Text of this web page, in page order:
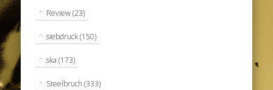
Review(23)
siebdruck(150)
ska (173)
Steelbruch (333)